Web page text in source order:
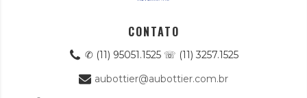
CONTATO
✆ (11) 95051.1525 ☏ (11) 3257.1525
aubottier@aubottier.com.br